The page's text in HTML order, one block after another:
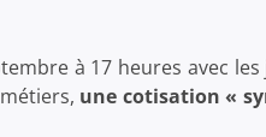
à 17 heures avec
une cotisation «